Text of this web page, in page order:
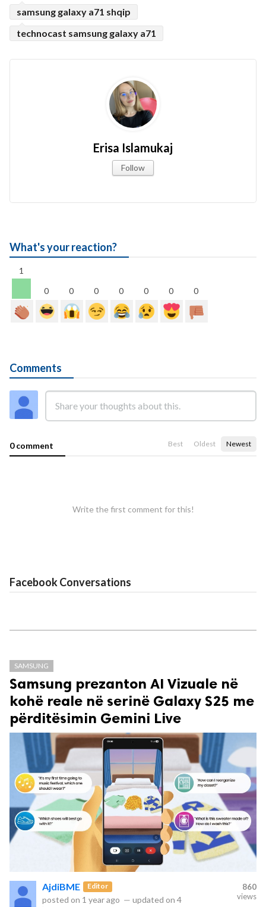
samsung galaxy a71 shqip
technocast samsung galaxy a71
Erisa Islamukaj
Follow
What's your reaction?
1
0
0 0 0 0 0 0
Comments
0 comment Best Oldest Newest
Write the first comment for this!
Facebook Conversations
SAMSUNG
Samsung prezanton AI Vizuale në
kohë reale në serinë Galaxy S25 me
përditësimin Gemini Live
AjdiBME Editor
posted on 1 year ago — updated on 4
860
views